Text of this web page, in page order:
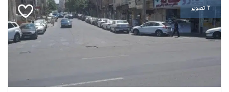
2 تصویر